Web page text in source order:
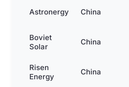
Astronergy China
Boviet
Solar
China
Risen
Energy
China